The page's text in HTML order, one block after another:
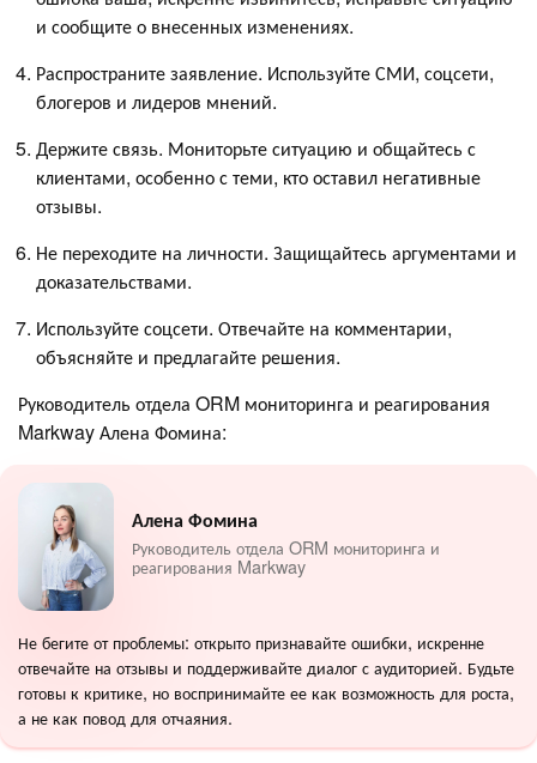
и сообщите о внесенных изменениях.
Распространите заявление. Используйте СМИ, соцсети,
блогеров и лидеров мнений.
Держите связь. Мониторьте ситуацию и общайтесь с
клиентами, особенно с теми, кто оставил негативные
отзывы.
Не переходите на личности. Защищайтесь аргументами и
доказательствами.
Используйте соцсети. Отвечайте на комментарии,
объясняйте и предлагайте решения.
Руководитель отдела ORM мониторинга и реагирования
Markway Алена Фомина:
Алена Фомина
Руководитель отдела ORM мониторинга и
реагирования Markway
Не бегите от проблемы: открыто признавайте ошибки, искренне
отвечайте на отзывы и поддерживайте диалог с аудиторией. Будьте
готовы к критике, но воспринимайте ее как возможность для роста,
а не как повод для отчаяния.